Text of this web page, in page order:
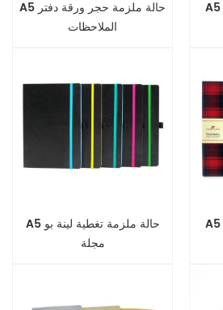
A5 حالة ملزمة حجر ورقة دفتر
الملاحظات
A5 دوامة ملزمة غلاف دفتر
A5 حالة ملزمة تغطية لينة بو
مجلة